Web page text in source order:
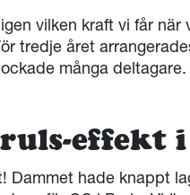
vilken kraft vi får när
tredje året
många deltagare.
effekt
Dammet hade knappt